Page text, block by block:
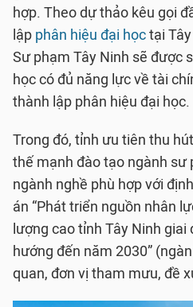
hợp. Theo dự thảo kêu gọi
lập phân hiệu đại họctại
Sư phạm Tây Ninh sẽ được
học có đủ năng lực về tài
thành lập phân hiệu đại học.
Trong đó, tỉnh ưu tiên thu
thế mạnh đào tạo ngành sư
ngành nghề phù hợp với
án “Phát triển nguồn nhân
lượng cao tỉnh Tây Ninh
hướng đến năm 2030”
quan, đơn vị tham mưu, đề